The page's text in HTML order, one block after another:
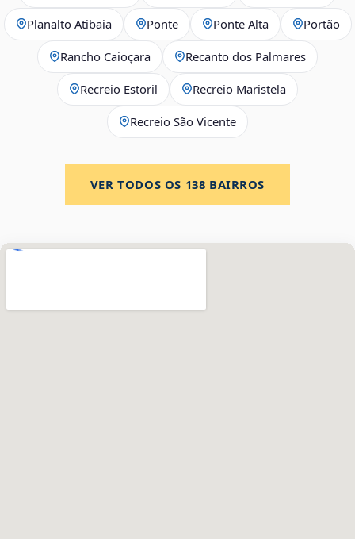
Planalto Atibaia Ponte Ponte Alta Portão
Rancho Caioçara Recanto dos Palmares
Recreio Estoril Recreio Maristela
Recreio São Vicente
VER TODOS OS 138 BAIRROS